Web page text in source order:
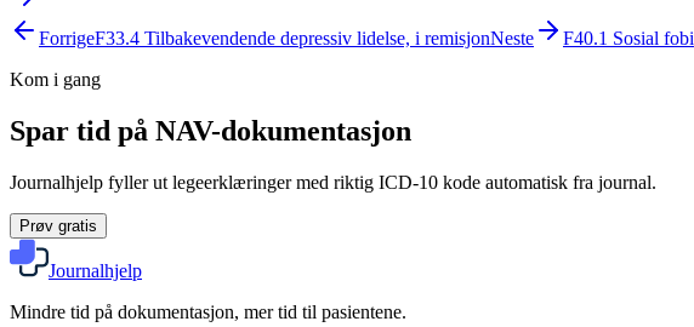
ForrigeF33.4 Tilbakevendende depressiv lidelse, i remisjonNeste F40.1 Sosial fobi
Kom i gang
Spar tid på NAV-dokumentasjon
Journalhjelp fyller ut legeerklæringer med riktig ICD-10 kode automatisk fra journal.
Prøv gratis
Journalhjelp
Mindre tid på dokumentasjon, mer tid til pasientene.